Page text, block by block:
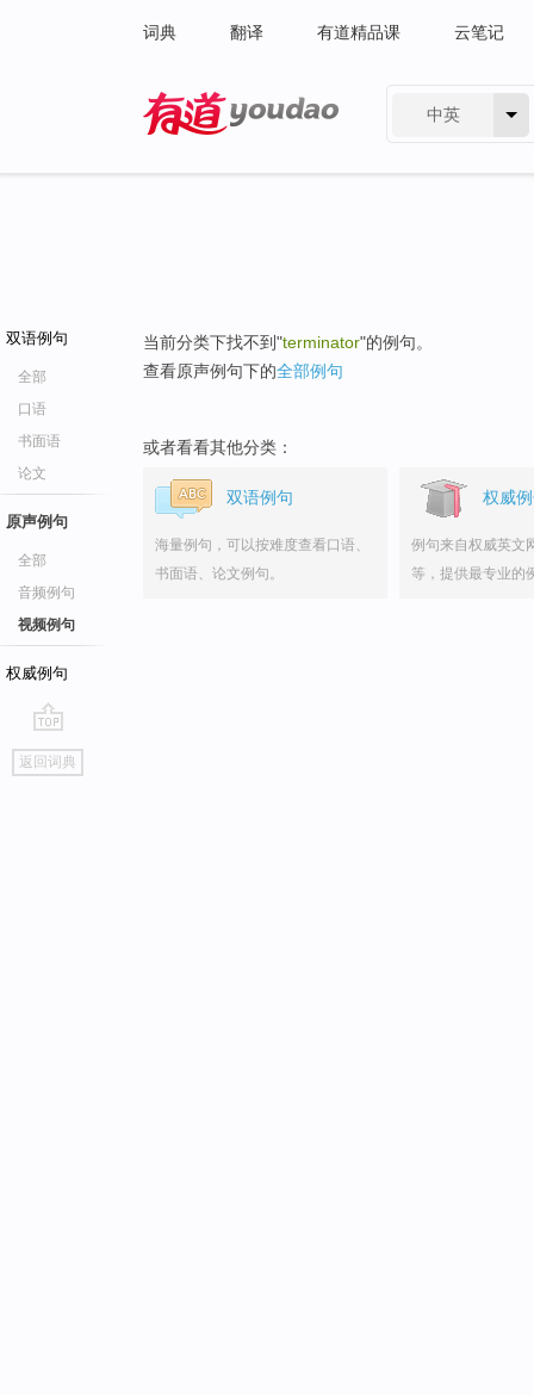
词典 翻译 有道精品课 云笔记
中英
双语例句
全部
口语
书面语
论文
原声例句
全部
音频例句
视频例句
权威例句
go
top
返回词典
当前分类下找不到"terminator"的例句。
查看原声例句下的全部例句
或者看看其他分类：
双语例句
海量例句，可以按难度查看口语、
书面语、论文例句。
权威
例句来自权威英文
等，提供最专业的